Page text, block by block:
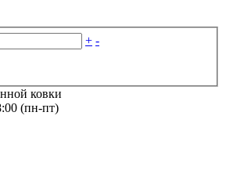
+ -
ковки
(пн-пт)